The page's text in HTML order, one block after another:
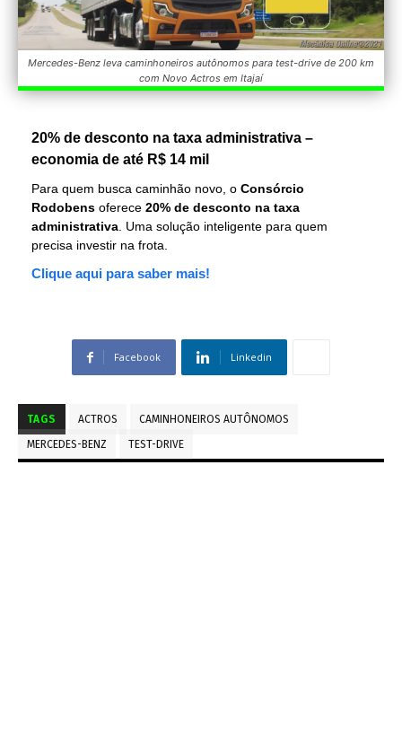
Mercedes-Benz leva caminhoneiros autônomos para test-drive de 200 km
com Novo Actros em Itajaí
20% de desconto na taxa administrativa –
economia de até R$ 14 mil
Para quem busca caminhão novo, o Consórcio
Rodobens oferece 20% de desconto na taxa
administrativa. Uma solução inteligente para quem
precisa investir na frota.
Clique aqui para saber mais!
Facebook Linkedin
TAGS ACTROS
CAMINHONEIROS AUTÔNOMOS
MERCEDES-BENZ
TEST-DRIVE